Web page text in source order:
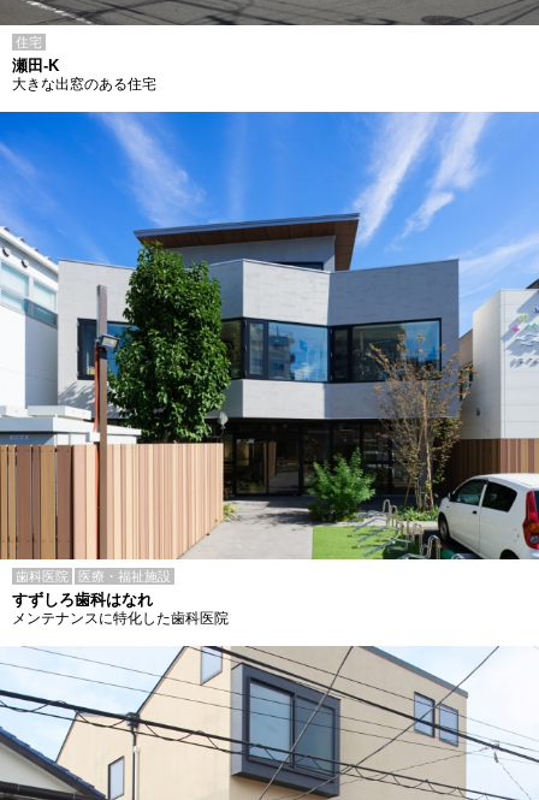
住宅
瀬田-K
大きな出窓のある住宅
歯科医院 医療・福祉施設
すずしろ歯科はなれ
メンテナンスに特化した歯科医院